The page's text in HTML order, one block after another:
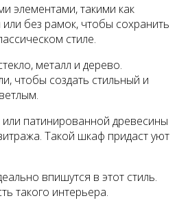
элементами, такими как
без рамок, чтобы сохранить
стиле.
металл и дерево.
чтобы создать стильный и
патинированной древесины
Такой шкаф придаст уют
впишутся в этот стиль.
такого интерьера.